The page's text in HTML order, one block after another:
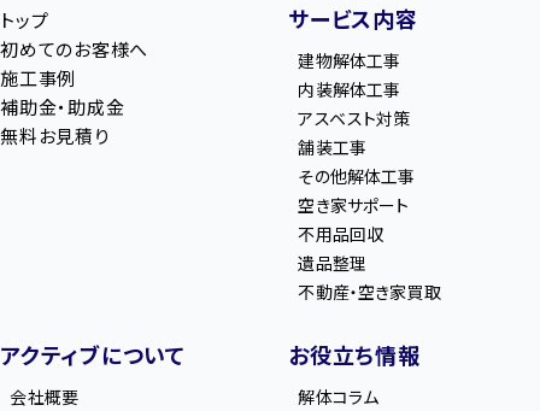
トップ
初めてのお客様へ
施工事例
補助金・助成金
無料お見積り
サービス内容
建物解体工事
内装解体工事
アスベスト対策
舗装工事
その他解体工事
空き家サポート
不用品回収
遺品整理
不動産・空き家買取
アクティブについて
会社概要
お役立ち情報
解体コラム